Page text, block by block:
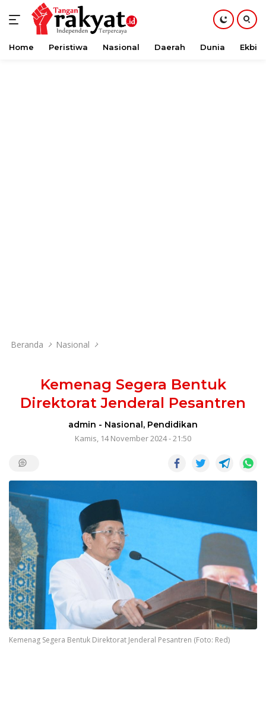
Langsung
Home Peristiwa Nasional Daerah Dunia Ekbis
Beranda Nasional
Kemenag Segera Bentuk
Direktorat Jenderal Pesantren
admin - Nasional, Pendidikan
Kamis, 14 November 2024 - 21:50
Kemenag Segera Bentuk Direktorat Jenderal Pesantren (Foto: Red)